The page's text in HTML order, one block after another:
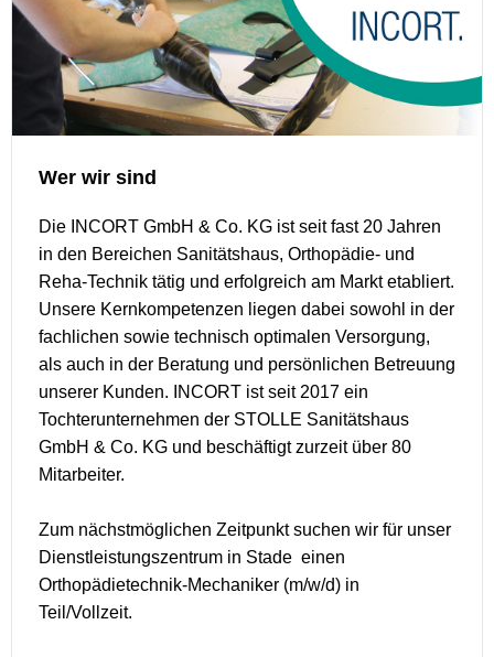
Wer wir sind
Die INCORT GmbH & Co. KG ist seit fast 20 Jahren
in den Bereichen Sanitätshaus, Orthopädie- und
Reha-Technik tätig und erfolgreich am Markt etabliert.
Unsere Kernkompetenzen liegen dabei sowohl in der
fachlichen sowie technisch optimalen Versorgung,
als auch in der Beratung und persönlichen Betreuung
unserer Kunden. INCORT ist seit 2017 ein
Tochterunternehmen der STOLLE Sanitätshaus
GmbH & Co. KG und beschäftigt zurzeit über 80
Mitarbeiter.
Zum nächstmöglichen Zeitpunkt suchen wir für unser
Dienstleistungszentrum in Stade einen
Orthopädietechnik-Mechaniker (m/w/d) in
Teil/Vollzeit.